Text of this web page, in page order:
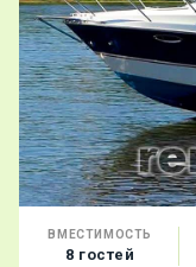
ВМЕСТИМОСТЬ
8 гостей